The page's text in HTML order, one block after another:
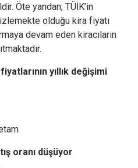
Öte yandan, TÜİK’in
olduğu kira fiyatı
devam eden kiracıların
yıllık değişimi
oranı düşüyor